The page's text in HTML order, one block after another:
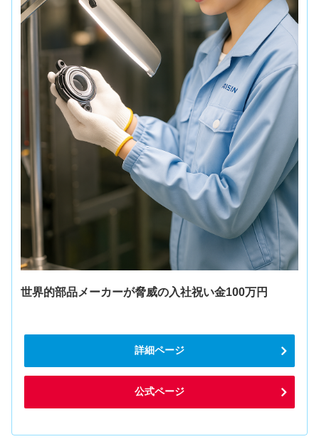
世界的部品メーカーが脅威の入社祝い金100万円
詳細ページ
公式ページ